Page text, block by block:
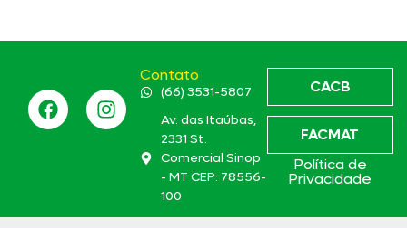
Contato
(66) 3531-5807
Av. das Itaúbas,
2331 St.
Comercial Sinop
- MT CEP: 78556-
100
CACB
FACMAT
Política de
Privacidade